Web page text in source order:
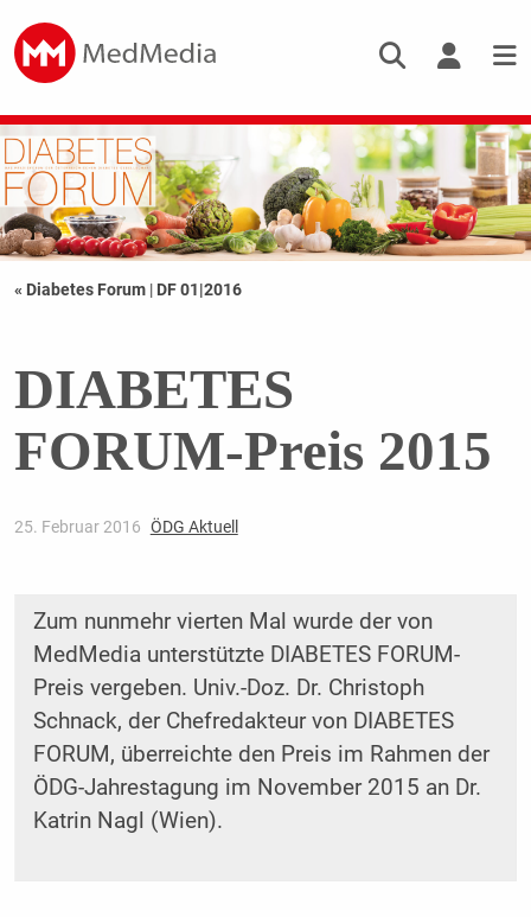
« Diabetes Forum | DF 01|2016
DIABETES
FORUM-Preis 2015
25. Februar 2016 ÖDG Aktuell
Zum nunmehr vierten Mal wurde der von
MedMedia unterstützte DIABETES FORUM-
Preis vergeben. Univ.-Doz. Dr. Christoph
Schnack, der Chefredakteur von DIABETES
FORUM, überreichte den Preis im Rahmen der
ÖDG-Jahrestagung im November 2015 an Dr.
Katrin Nagl (Wien).